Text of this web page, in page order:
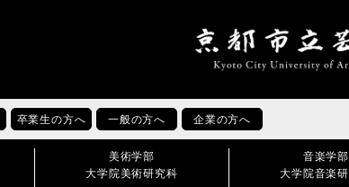
卒業生の方へ 一般の方へ 企業の方へ
美術学部
大学院美術研究科
音楽学部
大学院音楽